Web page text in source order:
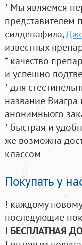
* Мы являемся
силденафила,
известных
* качество
и успешно
* для
название Виагра
анонимныого
* быстрая и
же возможна
классом
Покупать у
! каждому
последующие
! БЕСПЛАТНАЯ